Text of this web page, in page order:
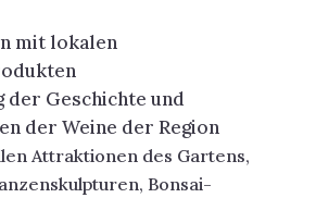
mit lokalen
der Geschichte und
der Weine der Region
Attraktionen des Gartens,
Bonsai-